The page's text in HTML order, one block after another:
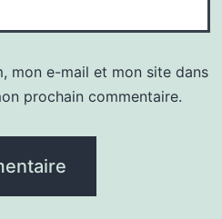
mon e-mail et mon site dans
prochain commentaire.